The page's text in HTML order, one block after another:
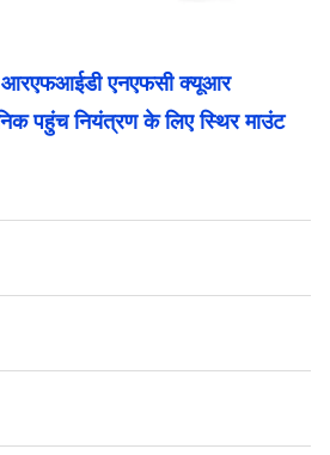
एनएफसी क्यूआर
पहुंच नियंत्रण के लिए स्थिर माउंट